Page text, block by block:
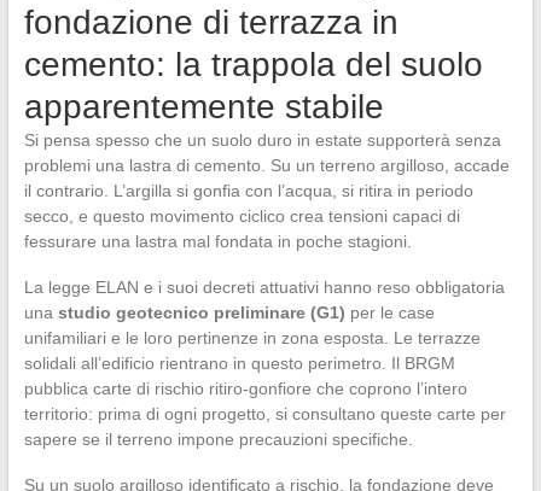
fondazione di terrazza in
cemento: la trappola del suolo
apparentemente stabile
Si pensa spesso che un suolo duro in estate supporterà senza
problemi una lastra di cemento. Su un terreno argilloso, accade
il contrario. L’argilla si gonfia con l’acqua, si ritira in periodo
secco, e questo movimento ciclico crea tensioni capaci di
fessurare una lastra mal fondata in poche stagioni.
La legge ELAN e i suoi decreti attuativi hanno reso obbligatoria
una studio geotecnico preliminare (G1) per le case
unifamiliari e le loro pertinenze in zona esposta. Le terrazze
solidali all’edificio rientrano in questo perimetro. Il BRGM
pubblica carte di rischio ritiro-gonfiore che coprono l’intero
territorio: prima di ogni progetto, si consultano queste carte per
sapere se il terreno impone precauzioni specifiche.
Su un suolo argilloso identificato a rischio, la fondazione deve